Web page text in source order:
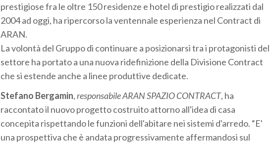
prestigiose fra le oltre 150 residenze e hotel di prestigio realizzati dal
2004 ad oggi, ha ripercorso la ventennale esperienza nel Contract di
ARAN.
La volontà del Gruppo di continuare a posizionarsi tra i protagonisti del
settore ha portato a una nuova ridefinizione della Divisione Contract
che si estende anche a linee produttive dedicate.
Stefano Bergamin,responsabile ARAN SPAZIO CONTRACT, ha
raccontato il nuovo progetto costruito attorno all'idea di casa
concepita rispettando le funzioni dell'abitare nei sistemi d'arredo. “E'
una prospettiva che è andata progressivamente affermandosi sul